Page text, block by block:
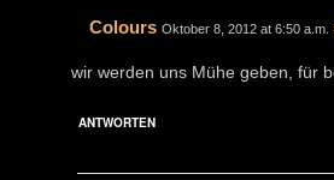
Colours Oktober 8, 2012 at 6:50 a.m.
wir werden uns Mühe geben, für
ANTWORTEN